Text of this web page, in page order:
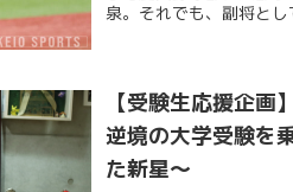
泉。それでも、副将と
【受験生応援企
逆境の大学受験を
た新星〜